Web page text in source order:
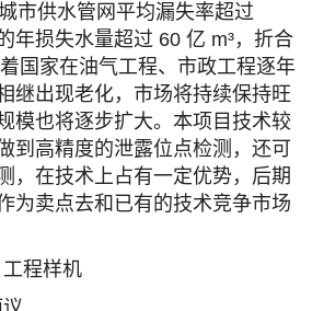
市供水管网平均漏失率超过
年损失水量超过 60 亿 m³，折合
国家在油气工程、市政工程逐年
继出现老化，市场将持续保持旺
模也将逐步扩大。本项目技术较
到高精度的泄露位点检测，还可
，在技术上占有一定优势，后期
为卖点去和已有的技术竞争市场
程样机